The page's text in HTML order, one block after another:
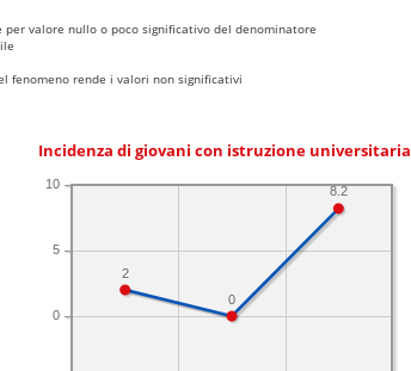
valore nullo o poco significativo del denominatore
fenomeno rende i valori non significativi
Incidenza di giovani con istruzione universitaria
0
5
10
8.2
0
2